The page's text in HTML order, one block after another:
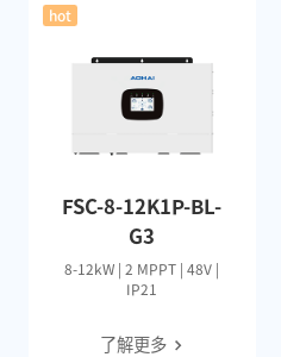
hot
FSC-8-12K1P-BL-
G3
8-12kW | 2 MPPT | 48V |
IP21
了解更多